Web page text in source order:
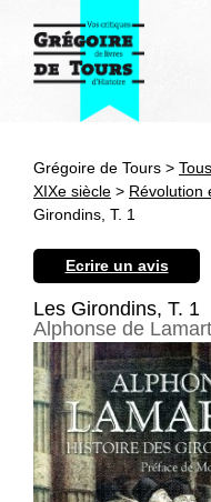
Grégoire de Tours >
XIXe siècle > Révolution
Girondins, T. 1
Ecrire un avis
Les Girondins, T. 1
Alphonse de